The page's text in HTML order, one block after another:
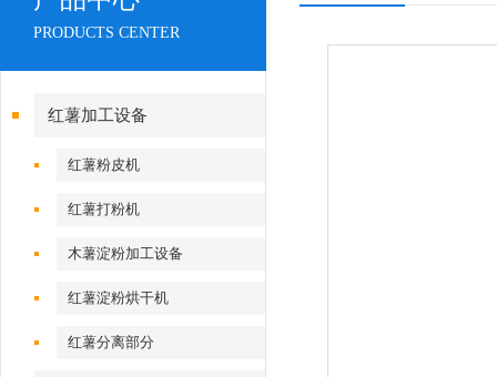
PRODUCTS CENTER
红薯加工设备
红薯粉皮机
红薯打粉机
木薯淀粉加工设备
红薯淀粉烘干机
红薯分离部分